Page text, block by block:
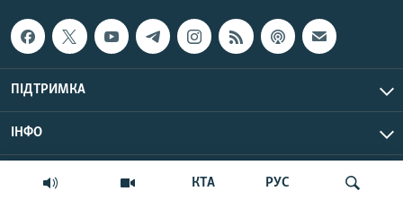
КТА РУС
ПІДТРИМКА
ІНФО
© Крим.Реалії, 2026 | Усі права застережено.